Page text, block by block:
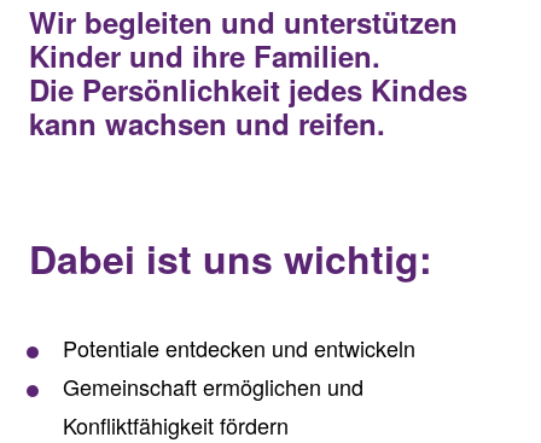
Wir begleiten und unterstützen
Kinder und ihre Familien.
Die Persönlichkeit jedes Kindes
kann wachsen und reifen.
Dabei ist uns wichtig:
Potentiale entdecken und entwickeln
Gemeinschaft ermöglichen und
Konfliktfähigkeit fördern